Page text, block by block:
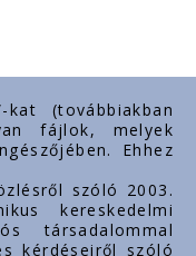
kat (továbbiakban
fájlok, melyek
Ehhez
szóló 2003.
kereskedelmi
társadalommal
kérdéseiről szóló